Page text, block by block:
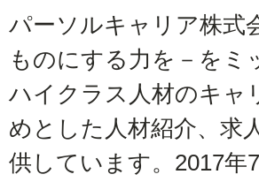
パーソルキャリア株式
ものにする力を－をミ
ハイクラス人材のキャ
めとした人材紹介、求
供しています。2017